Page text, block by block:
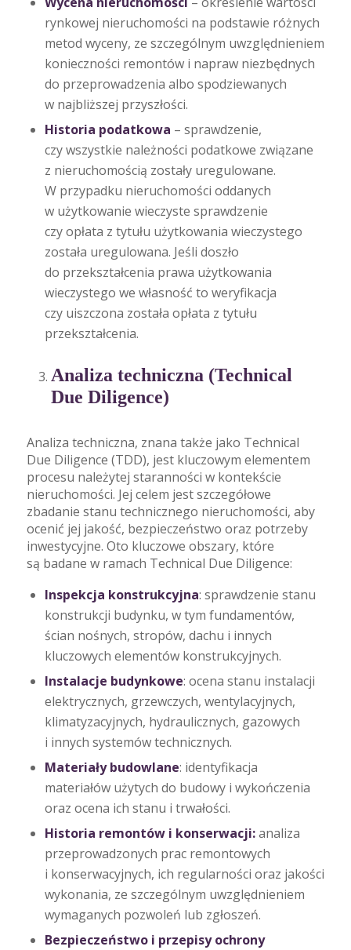
rynkowej nieruchomości na podstawie różnych
metod wyceny, ze szczególnym uwzględnieniem
konieczności remontów i napraw niezbędnych
do przeprowadzenia albo spodziewanych
w najbliższej przyszłości.
Historia podatkowa – sprawdzenie,
czy wszystkie należności podatkowe związane
z nieruchomością zostały uregulowane.
W przypadku nieruchomości oddanych
w użytkowanie wieczyste sprawdzenie
czy opłata z tytułu użytkowania wieczystego
została uregulowana. Jeśli doszło
do przekształcenia prawa użytkowania
wieczystego we własność to weryfikacja
czy uiszczona została opłata z tytułu
przekształcenia.
Analiza techniczna (Technical
Due Diligence)
Analiza techniczna, znana także jako Technical
Due Diligence (TDD), jest kluczowym elementem
procesu należytej staranności w kontekście
nieruchomości. Jej celem jest szczegółowe
zbadanie stanu technicznego nieruchomości, aby
ocenić jej jakość, bezpieczeństwo oraz potrzeby
inwestycyjne. Oto kluczowe obszary, które
są badane w ramach Technical Due Diligence:
Inspekcja konstrukcyjna: sprawdzenie stanu
konstrukcji budynku, w tym fundamentów,
ścian nośnych, stropów, dachu i innych
kluczowych elementów konstrukcyjnych.
Instalacje budynkowe: ocena stanu instalacji
elektrycznych, grzewczych, wentylacyjnych,
klimatyzacyjnych, hydraulicznych, gazowych
i innych systemów technicznych.
Materiały budowlane: identyfikacja
materiałów użytych do budowy i wykończenia
oraz ocena ich stanu i trwałości.
Historia remontów i konserwacji:analiza
przeprowadzonych prac remontowych
i konserwacyjnych, ich regularności oraz jakości
wykonania, ze szczególnym uwzględnieniem
wymaganych pozwoleń lub zgłoszeń.
Bezpieczeństwo i przepisy ochrony